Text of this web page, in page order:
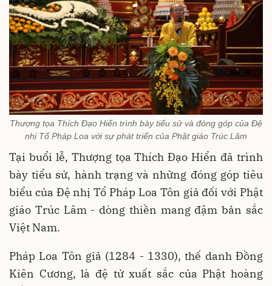
Thượng tọa Thích Đạo Hiển trình bày tiểu sử và đóng góp của Đệ
nhị Tổ Pháp Loa với sự phát triển của Phật giáo Trúc Lâm
Tại buổi lễ, Thượng tọa Thích Đạo Hiển đã trình
bày tiểu sử, hành trạng và những đóng góp tiêu
biểu của Đệ nhị Tổ Pháp Loa Tôn giả đối với Phật
giáo Trúc Lâm - dòng thiền mang đậm bản sắc
Việt Nam.
Pháp Loa Tôn giả (1284 - 1330), thế danh Đồng
Kiên Cương, là đệ tử xuất sắc của Phật hoàng